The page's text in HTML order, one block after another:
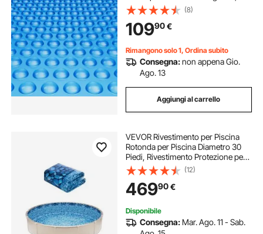
Spessore 0,3 mm, Protezione per
Piscina per Piscina Interrata Fuori
Terra, per Riscaldamento Acqua,
Blu
(8)
10990€
Rimangono solo 1, Ordina subito
Consegna:non appena Gio.
Ago. 13
Aggiungi al carrello
VEVOR Rivestimento per Piscina
Rotonda per Piscina Diametro 30
Piedi, Rivestimento Protezione per
Pareti di Piscine Fuori Terra 52
Pollici Stile Duobead, Rivestimento
Piscina in Materiale Vinile
(12)
46990€
Disponibile
Consegna: Mar. Ago. 11 - Sab.